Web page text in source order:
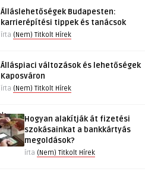
Álláslehetőségek Budapesten:
karrierépítési tippek és tanácsok
írta (Nem) Titkolt Hírek
Álláspiaci változások és lehetőségek
Kaposváron
írta (Nem) Titkolt Hírek
Hogyan alakítják át fizetési
szokásainkat a bankkártyás
megoldások?
írta (Nem) Titkolt Hírek